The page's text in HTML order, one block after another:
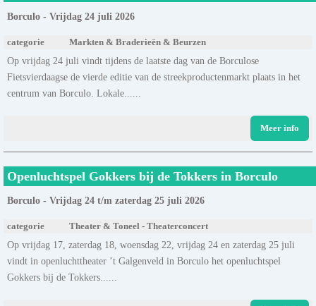
Borculo - Vrijdag 24 juli 2026
categorie Markten & Braderieën & Beurzen
Op vrijdag 24 juli vindt tijdens de laatste dag van de Borculose
Fietsvierdaagse de vierde editie van de streekproductenmarkt plaats in het
centrum van Borculo. Lokale......
Meer info
Openluchtspel Gokkers bij de Tokkers in Borculo
Borculo - Vrijdag 24 t/m zaterdag 25 juli 2026
categorie Theater & Toneel - Theaterconcert
Op vrijdag 17, zaterdag 18, woensdag 22, vrijdag 24 en zaterdag 25 juli
vindt in openluchttheater ’t Galgenveld in Borculo het openluchtspel
Gokkers bij de Tokkers......